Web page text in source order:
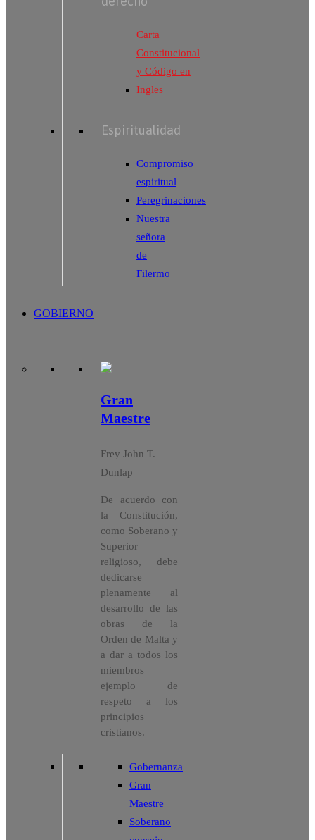
Carta
Constitucional
y Código en
Ingles
Espiritualidad
Compromiso
espiritual
Peregrinaciones
Nuestra
señora
de
Filermo
GOBIERNO
Gran
Maestre
Frey John T.
Dunlap
De acuerdo con
la Constitución,
como Soberano y
Superior
religioso, debe
dedicarse
plenamente al
desarrollo de las
obras de la
Orden de Malta y
a dar a todos los
miembros
ejemplo de
respeto a los
principios
cristianos.
Gobernanza
Gran
Maestre
Soberano